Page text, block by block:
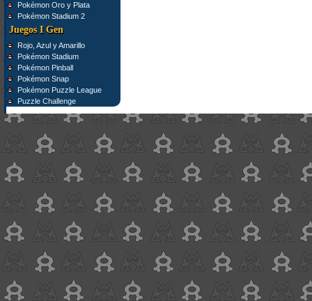
Pokémon Oro y Plata
Pokémon Stadium 2
Juegos I Gen
Rojo, Azul y Amarillo
Pokémon Stadium
Pokémon Pinball
Pokémon Snap
Pokémon Puzzle League
Puzzle Challenge